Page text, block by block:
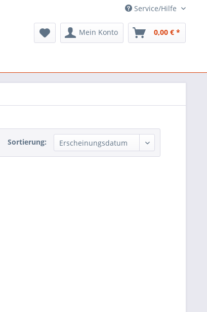
Service/Hilfe
Mein Konto 0,00 € *
Sortierung: